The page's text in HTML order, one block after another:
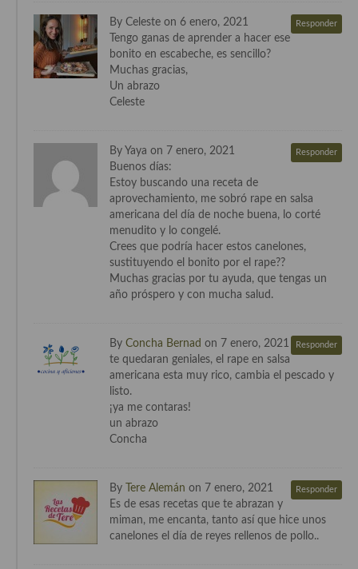
Cocina Austriaca
Cocina Belga
Cocina Danesa
Cocina de la Republica Checa
Cocina de Polonia
Cocina de Ucrania
Cocina Griega
Cocina Holandesa
Cocina Luxemburgo
By Celeste on 6 enero, 2021 Responder
Tengo ganas de aprender a hacer ese
bonito en escabeche, es sencillo?
Muchas gracias,
Un abrazo
Celeste
By Yaya on 7 enero, 2021 Responder
Buenos días:
Estoy buscando una receta de
aprovechamiento, me sobró rape en salsa
americana del día de noche buena, lo corté
menudito y lo congelé.
Crees que podría hacer estos canelones,
sustituyendo el bonito por el rape??
Muchas gracias por tu ayuda, que tengas un
año próspero y con mucha salud.
By Concha Bernad on 7 enero, 2021 Responder
te quedaran geniales, el rape en salsa
americana esta muy rico, cambia el pescado y
listo.
¡ya me contaras!
un abrazo
Concha
By Tere Alemán on 7 enero, 2021 Responder
Es de esas recetas que te abrazan y
miman, me encanta, tanto así que hice unos
canelones el día de reyes rellenos de pollo..